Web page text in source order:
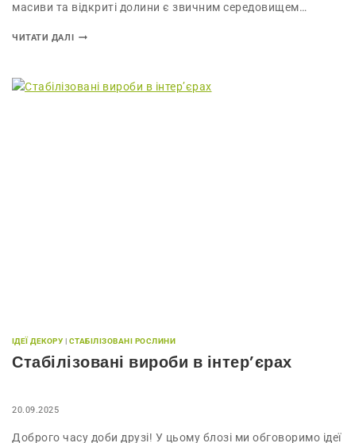
масиви та відкриті долини є звичним середовищем…
ЧИТАТИ ДАЛІ
ІДЕЇ ДЕКОРУ | СТАБІЛІЗОВАНІ РОСЛИНИ
Стабілізовані вироби в інтер’єрах
20.09.2025
Доброго часу доби друзі! У цьому блозі ми обговоримо ідеї